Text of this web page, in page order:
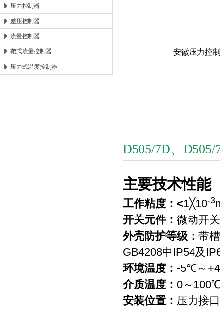
安徽康泰电气有限公司
压力控制器
差压控制器
流量控制器
靶式流量控制器
压力式温度控制器
D505/7D、
主要技术性能
工作粘度：<1╳10-3
开关元件： 微动开关
外壳防护等级： 带
GB4208中IP54及
环境温度： -5℃～
介质温度： 0～
安装位置： 压力接